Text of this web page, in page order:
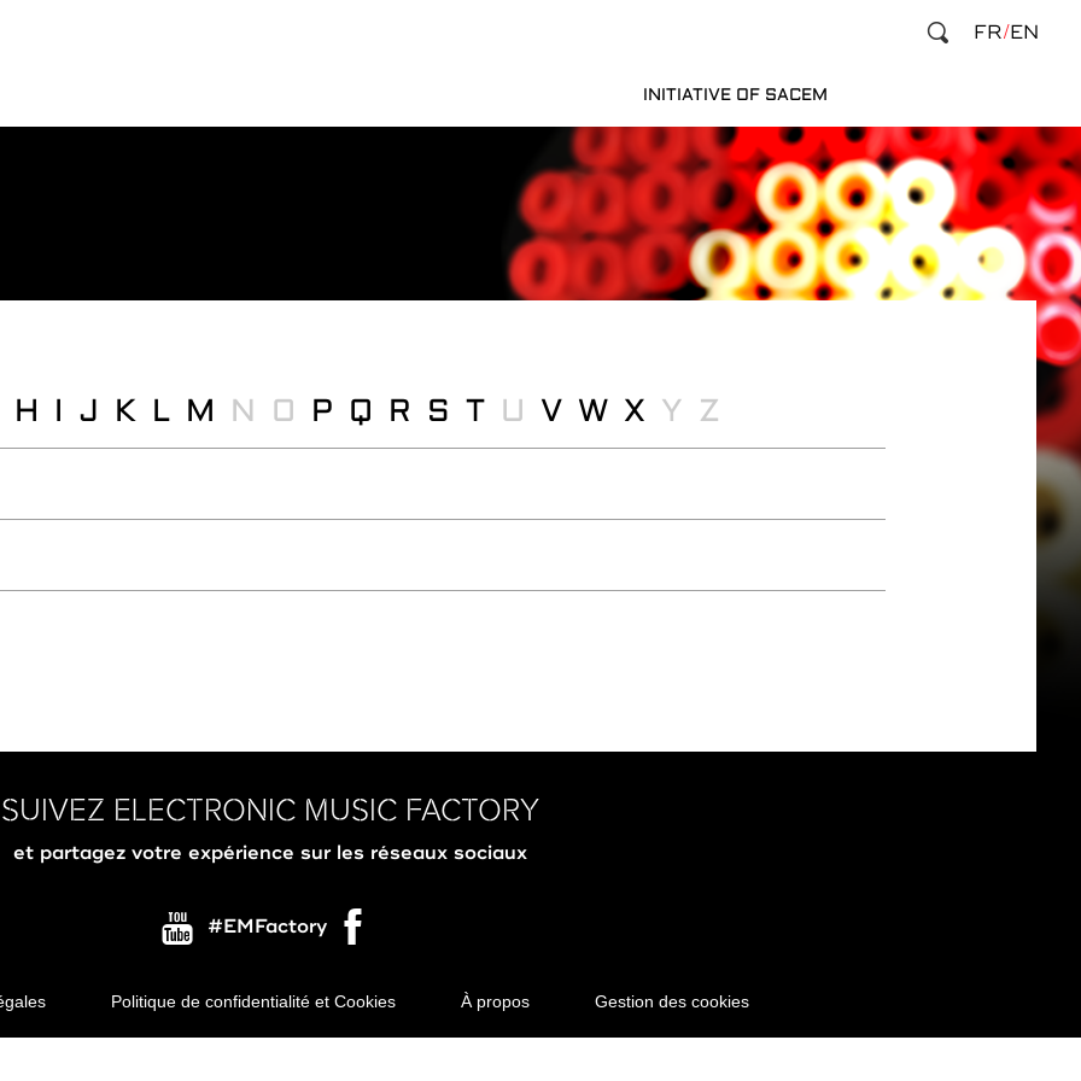
INITIATIVE OF SACEM
FR EN
H J K L M N O P Q R S T U V W X Y Z
SUIVEZ ELECTRONIC MUSIC FACTORY
et partagez votre expérience sur les réseaux sociaux
#EMFactory
Politique de confidentialité et Cookies À propos Gestion des cookies